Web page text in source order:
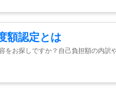
額認定とは
お探しですか？自己負担額の内訳